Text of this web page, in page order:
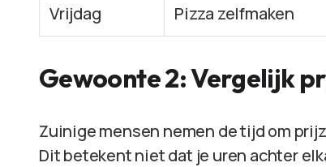
Vrijdag Pizza zelfmaken
Gewoonte 2: Vergelijk
Zuinige mensen nemen de tijd om
Dit betekent niet dat je uren achter